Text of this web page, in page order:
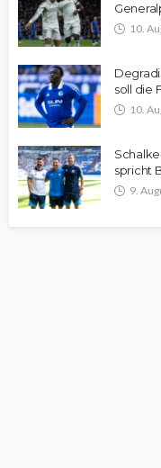
10.
soll die
10.
spricht
9.